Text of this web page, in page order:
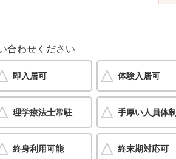
合わせください
即入居可 体験入居可
理学療法士常駐 手厚い人員体制
終身利用可能 終末期対応可